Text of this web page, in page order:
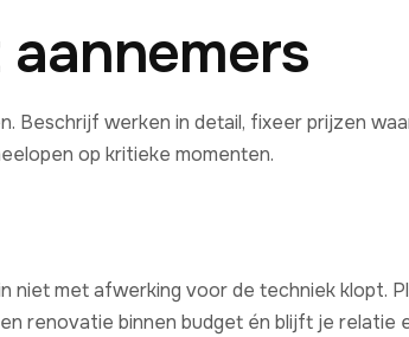
Beschrijf werken in detail, fixeer prijzen
op kritieke momenten.
niet met afwerking voor de techniek klopt.
renovatie binnen budget én blijft je relatie